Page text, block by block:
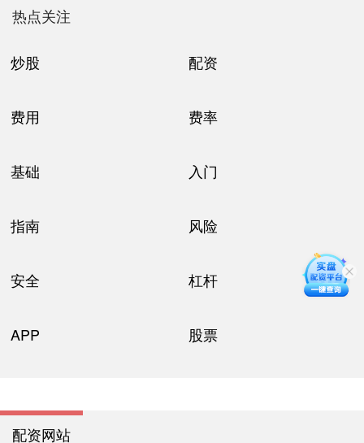
热点关注
炒股 配资
费用 费率
基础 入门
指南 风险
安全 杠杆
APP 股票
配资网站